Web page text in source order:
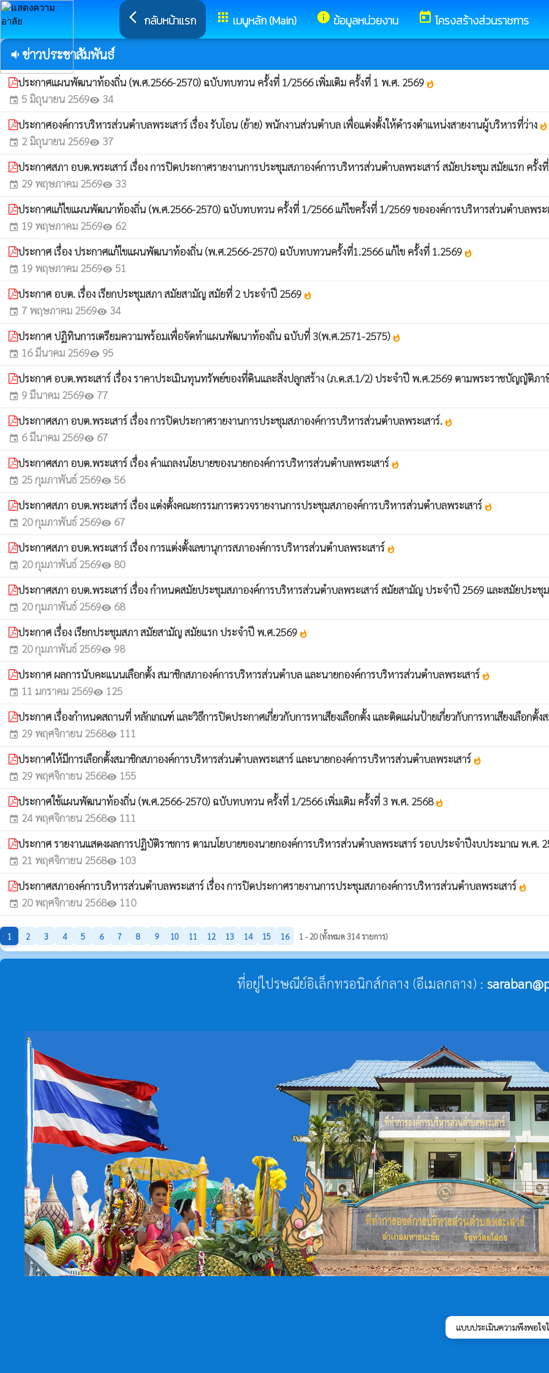
แบบประเมินความพึงพอใจ
arrow_back_ios กลับหน้าแรก apps เมนูหลัก (Main) info ข้อมูลหน่วยงาน today โครงสร้างส่วนราชการ
volume_down ข่าวประชาสัมพันธ์
ประกาศแผนพัฒนาท้องถิ่น (พ.ศ.2566-2570) ฉบับทบทวน ครั้งที่ 1/2566 เพิ่มเติม ครั้งที่ 1 พ.ศ. 2569 whatshot
event 5 มิถุนายน 2569visibility 34
ประกาศองค์การบริหารส่วนตำบลพระเสาร์ เรื่อง รับโอน (ย้าย) พนักงานส่วนตำบล เพื่อแต่งตั้งให้ดำรงตำแหน่งสายงานผู้บริหารที่ว่าง whatshot
event 2 มิถุนายน 2569visibility 37
ประกาศสภา อบต.พระเสาร์ เรื่อง การปิดประกาศรายงานการประชุมสภาองค์การบริหารส่วนตำบลพระเสาร์ สมัยประชุม สมัยแรก ครั้ง
event 29 พฤษภาคม 2569visibility 33
ประกาศแก้ไขแผนพัฒนาท้องถิ่น (พ.ศ.2566-2570) ฉบับทบทวน ครั้งที่ 1/2566 แก้ไขครั้งที่ 1/2569 ขององค์การบริหารส่วนตำบลพระ
event 19 พฤษภาคม 2569visibility 62
ประกาศ เรื่อง ประกาศแก้ไขแผนพัฒนาท้องถิ่น (พ.ศ.2566-2570) ฉบับทบทวนครั้งที่1.2566 แก้ไข ครั้งที่ 1.2569 whatshot
event 19 พฤษภาคม 2569visibility 51
ประกาศ อบต. เรื่อง เรียกประชุมสภา สมัยสามัญ สมัยที่ 2 ประจำปี 2569 whatshot
event 7 พฤษภาคม 2569visibility 34
ประกาศ ปฏิทินการเตรียมความพร้อมเพื่อจัดทำแผนพัฒนาท้องถิ่น ฉบับที่ 3(พ.ศ.2571-2575) whatshot
event 16 มีนาคม 2569visibility 95
ประกาศ อบต.พระเสาร์ เรื่อง ราคาประเมินทุนทรัพย์ของที่ดินและสิ่งปลูกสร้าง (ภ.ด.ส.1/2) ประจำปี พ.ศ.2569 ตามพระราชบัญญัติภ
event 9 มีนาคม 2569visibility 77
ประกาศสภา อบต.พระเสาร์ เรื่อง การปิดประกาศรายงานการประชุมสภาองค์การบริหารส่วนตำบลพระเสาร์. whatshot
event 6 มีนาคม 2569visibility 67
ประกาศสภา อบต.พระเสาร์ เรื่อง คำแถลงนโยบายของนายกองค์การบริหารส่วนตำบลพระเสาร์ whatshot
event 25 กุมภาพันธ์ 2569visibility 56
ประกาศสภา อบต.พระเสาร์ เรื่อง แต่งตั้งคณะกรรมการตรวจรายงานการประชุมสภาองค์การบริหารส่วนตำบลพระเสาร์ whatshot
event 20 กุมภาพันธ์ 2569visibility 67
ประกาศสภา อบต.พระเสาร์ เรื่อง การแต่งตั้งเลขานุการสภาองค์การบริหารส่วนตำบลพระเสาร์ whatshot
event 20 กุมภาพันธ์ 2569visibility 80
ประกาศสภา อบต.พระเสาร์ เรื่อง กำหนดสมัยประชุมสภาองค์การบริหารส่วนตำบลพระเสาร์ สมัยสามัญ ประจำปี 2569 และสมัยประ
event 20 กุมภาพันธ์ 2569visibility 68
ประกาศ เรื่อง เรียกประชุมสภา สมัยสามัญ สมัยแรก ประจำปี พ.ศ.2569 whatshot
event 20 กุมภาพันธ์ 2569visibility 98
ประกาศ ผลการนับคะแนนเลือกตั้ง สมาชิกสภาองค์การบริหารส่วนตำบล และนายกองค์การบริหารส่วนตำบลพระเสาร์ whatshot
event 11 มกราคม 2569visibility 125
ประกาศ เรื่องกำหนดสถานที่ หลักเกณฑ์ และวิธีการปิดประกาศเกี่ยวกับการหาเสียงเลือกตั้ง และติดแผ่นป้ายเกี่ยวกับการหาเสียงเลือกตั้
event 29 พฤศจิกายน 2568visibility 111
ประกาศให้มีการเลือกตั้งสมาชิกสภาองค์การบริหารส่วนตำบลพระเสาร์ และนายกองค์การบริหารส่วนตำบลพระเสาร์ whatshot
event 29 พฤศจิกายน 2568visibility 155
ประกาศใช้แผนพัฒนาท้องถิ่น (พ.ศ.2566-2570) ฉบับทบทวน ครั้งที่ 1/2566 เพิ่มเติม ครั้งที่ 3 พ.ศ. 2568whatshot
event 24 พฤศจิกายน 2568visibility 111
ประกาศ รายงานแสดงผลการปฏิบัติราชการ ตามนโยบายของนายกองค์การบริหารส่วนตําบลพระเสาร์ รอบประจำปีงบประมาณ พ.ศ.
event 21 พฤศจิกายน 2568visibility 103
ประกาศสภาองค์การบริหารส่วนตำบลพระเสาร์ เรื่อง การปิดประกาศรายงานการประชุมสภาองค์การบริหารส่วนตำบลพระเสาร์ whatshot
event 20 พฤศจิกายน 2568visibility 110
1 2 3 4 5 6 7 8 9 10 11 12 13 14 15 16 1 - 20 (ทั้งหมด 314 รายการ)
ที่อยู่ไปรษณีย์อิเล็กทรอนิกส์กลาง (อีเมลกลาง) :